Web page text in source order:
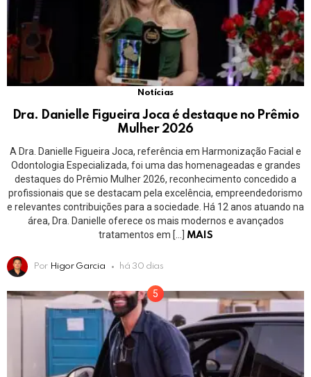
Notícias
Dra. Danielle Figueira Joca é destaque no Prêmio
Mulher 2026
A Dra. Danielle Figueira Joca, referência em Harmonização Facial e
Odontologia Especializada, foi uma das homenageadas e grandes
destaques do Prêmio Mulher 2026, reconhecimento concedido a
profissionais que se destacam pela excelência, empreendedorismo
e relevantes contribuições para a sociedade. Há 12 anos atuando na
área, Dra. Danielle oferece os mais modernos e avançados
tratamentos em […]
MAIS
Por Higor Garcia há 30 dias